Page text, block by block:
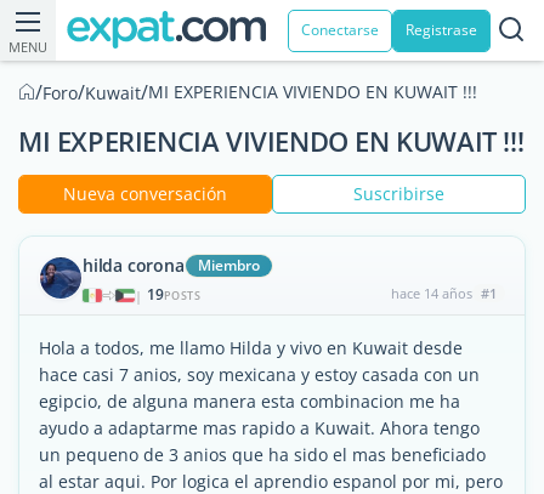
MENU
Conectarse Registrase
/Foro/Kuwait/MI EXPERIENCIA VIVIENDO EN KUWAIT !!!
MI EXPERIENCIA VIVIENDO EN KUWAIT !!!
Nueva conversación Suscribirse
hilda corona Miembro
| 19POSTS hace 14 años #1
Hola a todos, me llamo Hilda y vivo en Kuwait desde
hace casi 7 anios, soy mexicana y estoy casada con un
egipcio, de alguna manera esta combinacion me ha
ayudo a adaptarme mas rapido a Kuwait. Ahora tengo
un pequeno de 3 anios que ha sido el mas beneficiado
al estar aqui. Por logica el aprendio espanol por mi, pero